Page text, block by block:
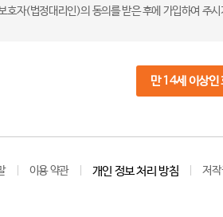
호자(법정대리인)의 동의를 받은 후에 가입하여 주
만 14세 이상인
이용 약관 개인 정보 처리 방침 저